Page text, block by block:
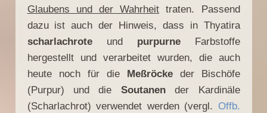
Glaubens und der Wahrheit traten. Passend
dazu ist auch der Hinweis, dass in Thyatira
scharlachroteund purpurneFarbstoffe
hergestellt und verarbeitet wurden, die auch
heute noch für die
Meßröckeder Bischöfe
(Purpur) und die Soutanender Kardinäle
(Scharlachrot) verwendet werden (vergl. Offb.